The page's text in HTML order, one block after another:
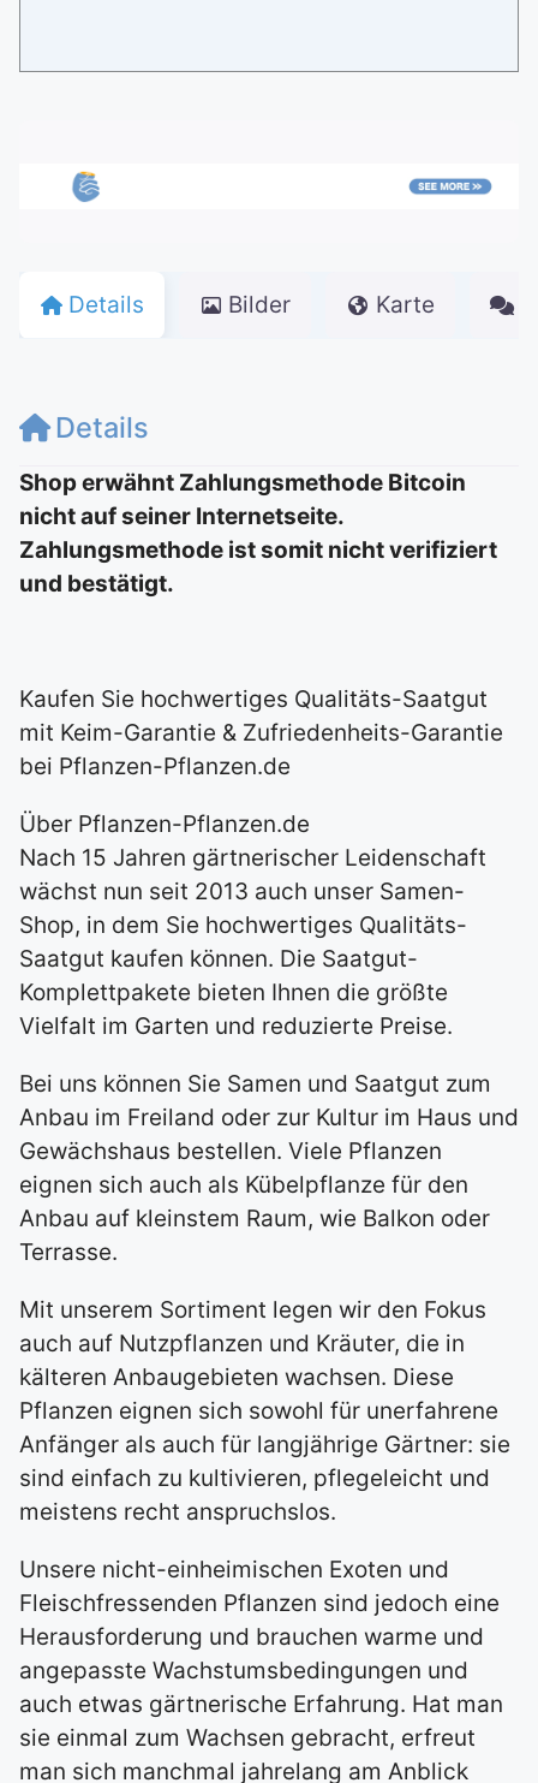
Details Bilder Karte
Details
Shop erwähnt Zahlungsmethode Bitcoin
nicht auf seiner Internetseite.
Zahlungsmethode ist somit nicht verifiziert
und bestätigt.
Kaufen Sie hochwertiges Qualitäts-Saatgut
mit Keim-Garantie & Zufriedenheits-Garantie
bei Pflanzen-Pflanzen.de
Über Pflanzen-Pflanzen.de
Nach 15 Jahren gärtnerischer Leidenschaft
wächst nun seit 2013 auch unser Samen-
Shop, in dem Sie hochwertiges Qualitäts-
Saatgut kaufen können. Die Saatgut-
Komplettpakete bieten Ihnen die größte
Vielfalt im Garten und reduzierte Preise.
Bei uns können Sie Samen und Saatgut zum
Anbau im Freiland oder zur Kultur im Haus und
Gewächshaus bestellen. Viele Pflanzen
eignen sich auch als Kübelpflanze für den
Anbau auf kleinstem Raum, wie Balkon oder
Terrasse.
Mit unserem Sortiment legen wir den Fokus
auch auf Nutzpflanzen und Kräuter, die in
kälteren Anbaugebieten wachsen. Diese
Pflanzen eignen sich sowohl für unerfahrene
Anfänger als auch für langjährige Gärtner: sie
sind einfach zu kultivieren, pflegeleicht und
meistens recht anspruchslos.
Unsere nicht-einheimischen Exoten und
Fleischfressenden Pflanzen sind jedoch eine
Herausforderung und brauchen warme und
angepasste Wachstumsbedingungen und
auch etwas gärtnerische Erfahrung. Hat man
sie einmal zum Wachsen gebracht, erfreut
man sich manchmal jahrelang am Anblick